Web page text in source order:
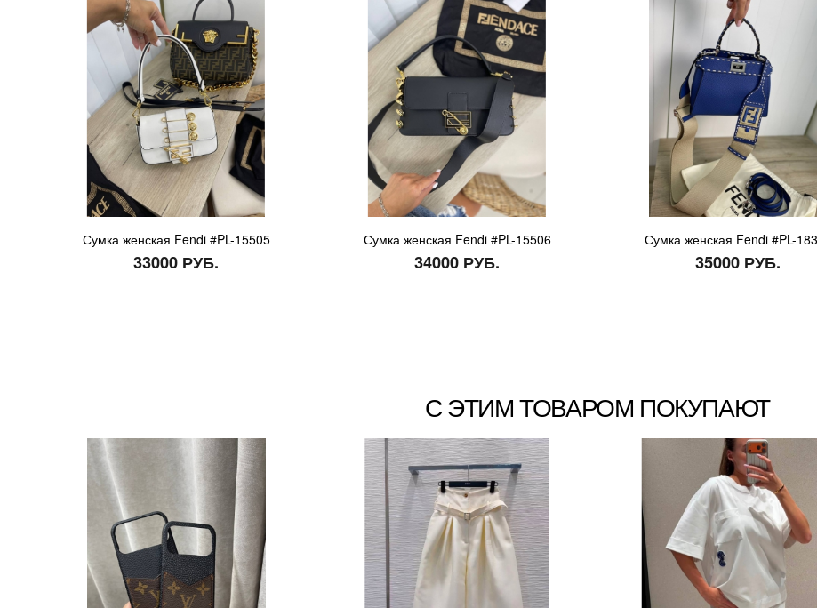
Сумка женская Fendi #PL-15505
33000 РУБ.
Сумка женская Fendi #PL-15506
34000 РУБ.
Сумка женская Fendi #PL-
35000 РУБ.
С ЭТИМ ТОВАРОМ ПОКУПАЮТ